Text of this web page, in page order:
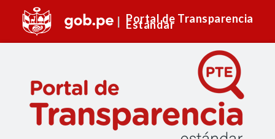
Portal de Transparencia
Estándar